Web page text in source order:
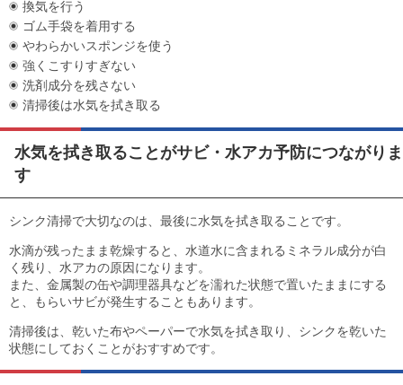
換気を行う
ゴム手袋を着用する
やわらかいスポンジを使う
強くこすりすぎない
洗剤成分を残さない
清掃後は水気を拭き取る
水気を拭き取ることがサビ・水アカ予防につながりま
す
シンク清掃で大切なのは、最後に水気を拭き取ることです。
水滴が残ったまま乾燥すると、水道水に含まれるミネラル成分が白
く残り、水アカの原因になります。
また、金属製の缶や調理器具などを濡れた状態で置いたままにする
と、もらいサビが発生することもあります。
清掃後は、乾いた布やペーパーで水気を拭き取り、シンクを乾いた
状態にしておくことがおすすめです。